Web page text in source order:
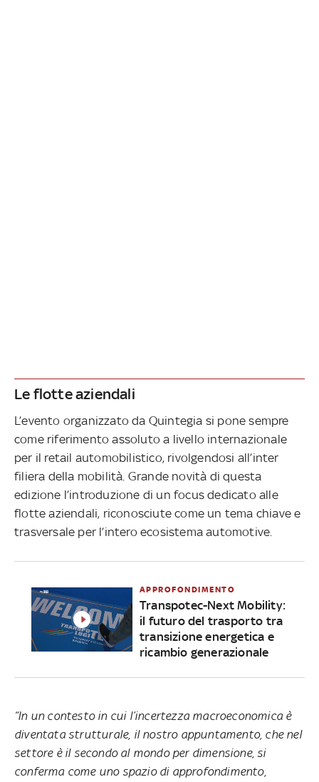
Le flotte aziendali
L’evento organizzato da Quintegia si pone sempre
come riferimento assoluto a livello internazionale
per il retail automobilistico, rivolgendosi all’inter
filiera della mobilità. Grande novità di questa
edizione l’introduzione di un focus dedicato alle
flotte aziendali, riconosciute come un tema chiave e
trasversale per l’intero ecosistema automotive.
APPROFONDIMENTO
Transpotec-Next Mobility:
il futuro del trasporto tra
transizione energetica e
ricambio generazionale
“In un contesto in cui l’incertezza macroeconomica è
diventata strutturale, il nostro appuntamento, che nel
settore è il secondo al mondo per dimensione, si
conferma come uno spazio di approfondimento,